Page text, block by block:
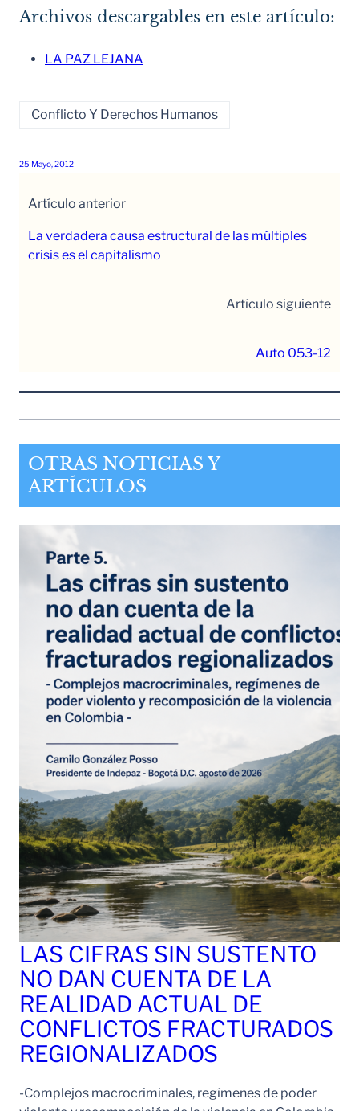
Archivos descargables en este artículo:
LA PAZ LEJANA
Conflicto Y Derechos Humanos
25 Mayo, 2012
Artículo anterior
La verdadera causa estructural de las múltiples
crisis es el capitalismo
Artículo siguiente
Auto 053-12
OTRAS NOTICIAS Y
ARTÍCULOS
LAS CIFRAS SIN SUSTENTO
NO DAN CUENTA DE LA
REALIDAD ACTUAL DE
CONFLICTOS FRACTURADOS
REGIONALIZADOS
-Complejos macrocriminales, regímenes de poder